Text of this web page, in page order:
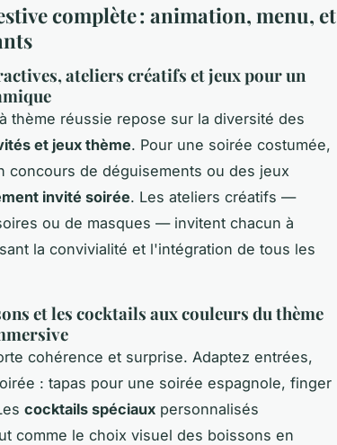
complète : animation, menu, et
ateliers créatifs et jeux pour un
à thème réussie repose sur la diversité des
et jeux thème. Pour une soirée costumée,
concours de déguisements ou des jeux
invité soirée. Les ateliers créatifs —
ou de masques — invitent chacun à
la convivialité et l'intégration de tous les
et les cocktails aux couleurs du thème
cohérence et surprise. Adaptez entrées,
: tapas pour une soirée espagnole, finger
cocktails spéciaux personnalisés
comme le choix visuel des boissons en